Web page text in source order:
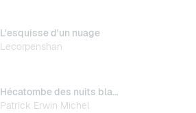
L'esquisse d'un nuage
Lecorpenshan
Hécatombe des nuits blanches
Patrick Erwin Michel